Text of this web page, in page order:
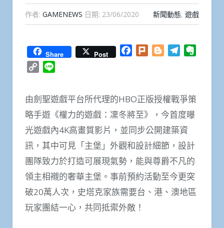
作者: GAMENEWS 日期: 23/06/2020 新聞動態, 遊戲
Share Post Facebook
Plurk BloggerTelegram
Copy
由劍聖遊戲平台所代理的HBO正版授權戰爭策
略手遊《權力的遊戲：凜冬將至》，今首度曝
光遊戲內4K高畫質影片，並同步公開建築資
訊，其中可見「主堡」外觀和設計細節，設計
團隊致力於打造可展現氣勢，能與尊爵不凡的
領主相襯的奢華主堡。事前預約活動至今更突
破20萬人次，史塔克家族需要台、港、澳地區
玩家團結一心，共同抵禦外敵！